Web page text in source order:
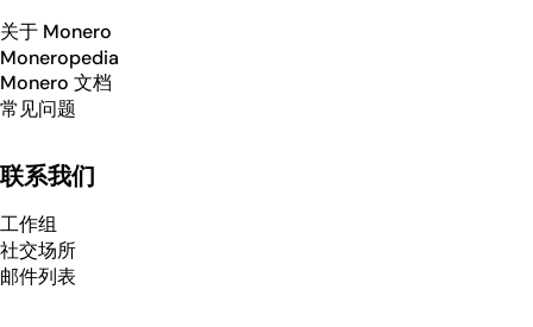
关于 Monero
Moneropedia
Monero 文档
常见问题
联系我们
工作组
社交场所
邮件列表